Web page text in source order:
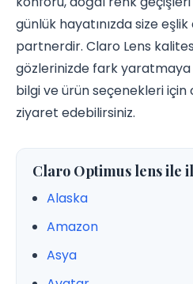
günlük hayatınızda size
partnerdir. Claro Lens
gözlerinizde fark yaratmaya
bilgi ve ürün seçenekleri
ziyaret edebilirsiniz.
Claro Optimus lens ile
Alaska
Amazon
Asya